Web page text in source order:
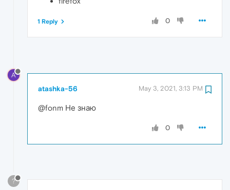
0
1 Reply
A
atashka-56 May 3, 2021, 3:13 PM
@fonm Не знаю
0
?